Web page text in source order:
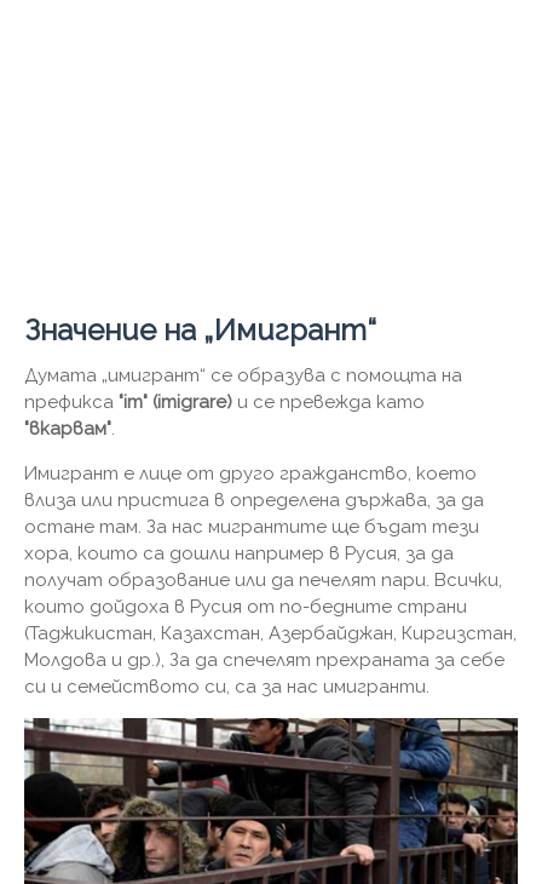
Значение на „Имигрант“
Думата „имигрант“ се образува с помощта на
префикса "im" (imigrare) и се превежда като
"вкарвам".
Имигрант е лице от друго гражданство, което
влиза или пристига в определена държава, за да
остане там. За нас мигрантите ще бъдат тези
хора, които са дошли например в Русия, за да
получат образование или да печелят пари. Всички,
които дойдоха в Русия от по-бедните страни
(Таджикистан, Казахстан, Азербайджан, Киргизстан,
Молдова и др.), За да спечелят прехраната за себе
си и семейството си, са за нас имигранти.